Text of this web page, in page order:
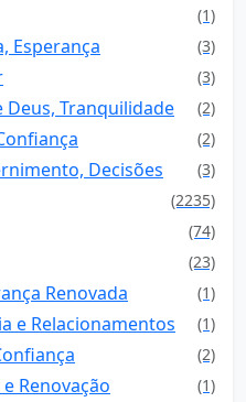
(1)
Esperança (3)
(3)
Deus, Tranquilidade (2)
(2)
Decisões (3)
(2235)
(74)
(23)
Renovada (1)
e Relacionamentos (1)
(2)
Renovação (1)